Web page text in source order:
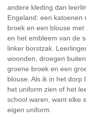
andere kleding dan
Engeland: een katoenen
broek en een blouse
en het embleem van de
linker borstzak.
woonden, droegen
groene broek en een
blouse. Als ik in het dorp
het uniform zien of het
school waren, want elke
eigen uniform.